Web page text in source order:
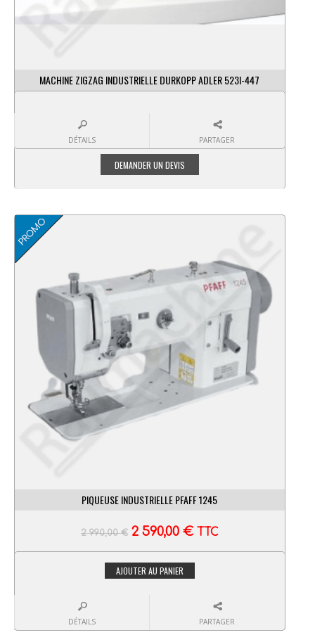
MACHINE ZIGZAG INDUSTRIELLE DURKOPP ADLER 523I-447
DÉTAILS PARTAGER
PIQUEUSE INDUSTRIELLE PFAFF 1245
2 990,00€ 2 590,00 € TTC
AJOUTER AU PANIER
DÉTAILS PARTAGER